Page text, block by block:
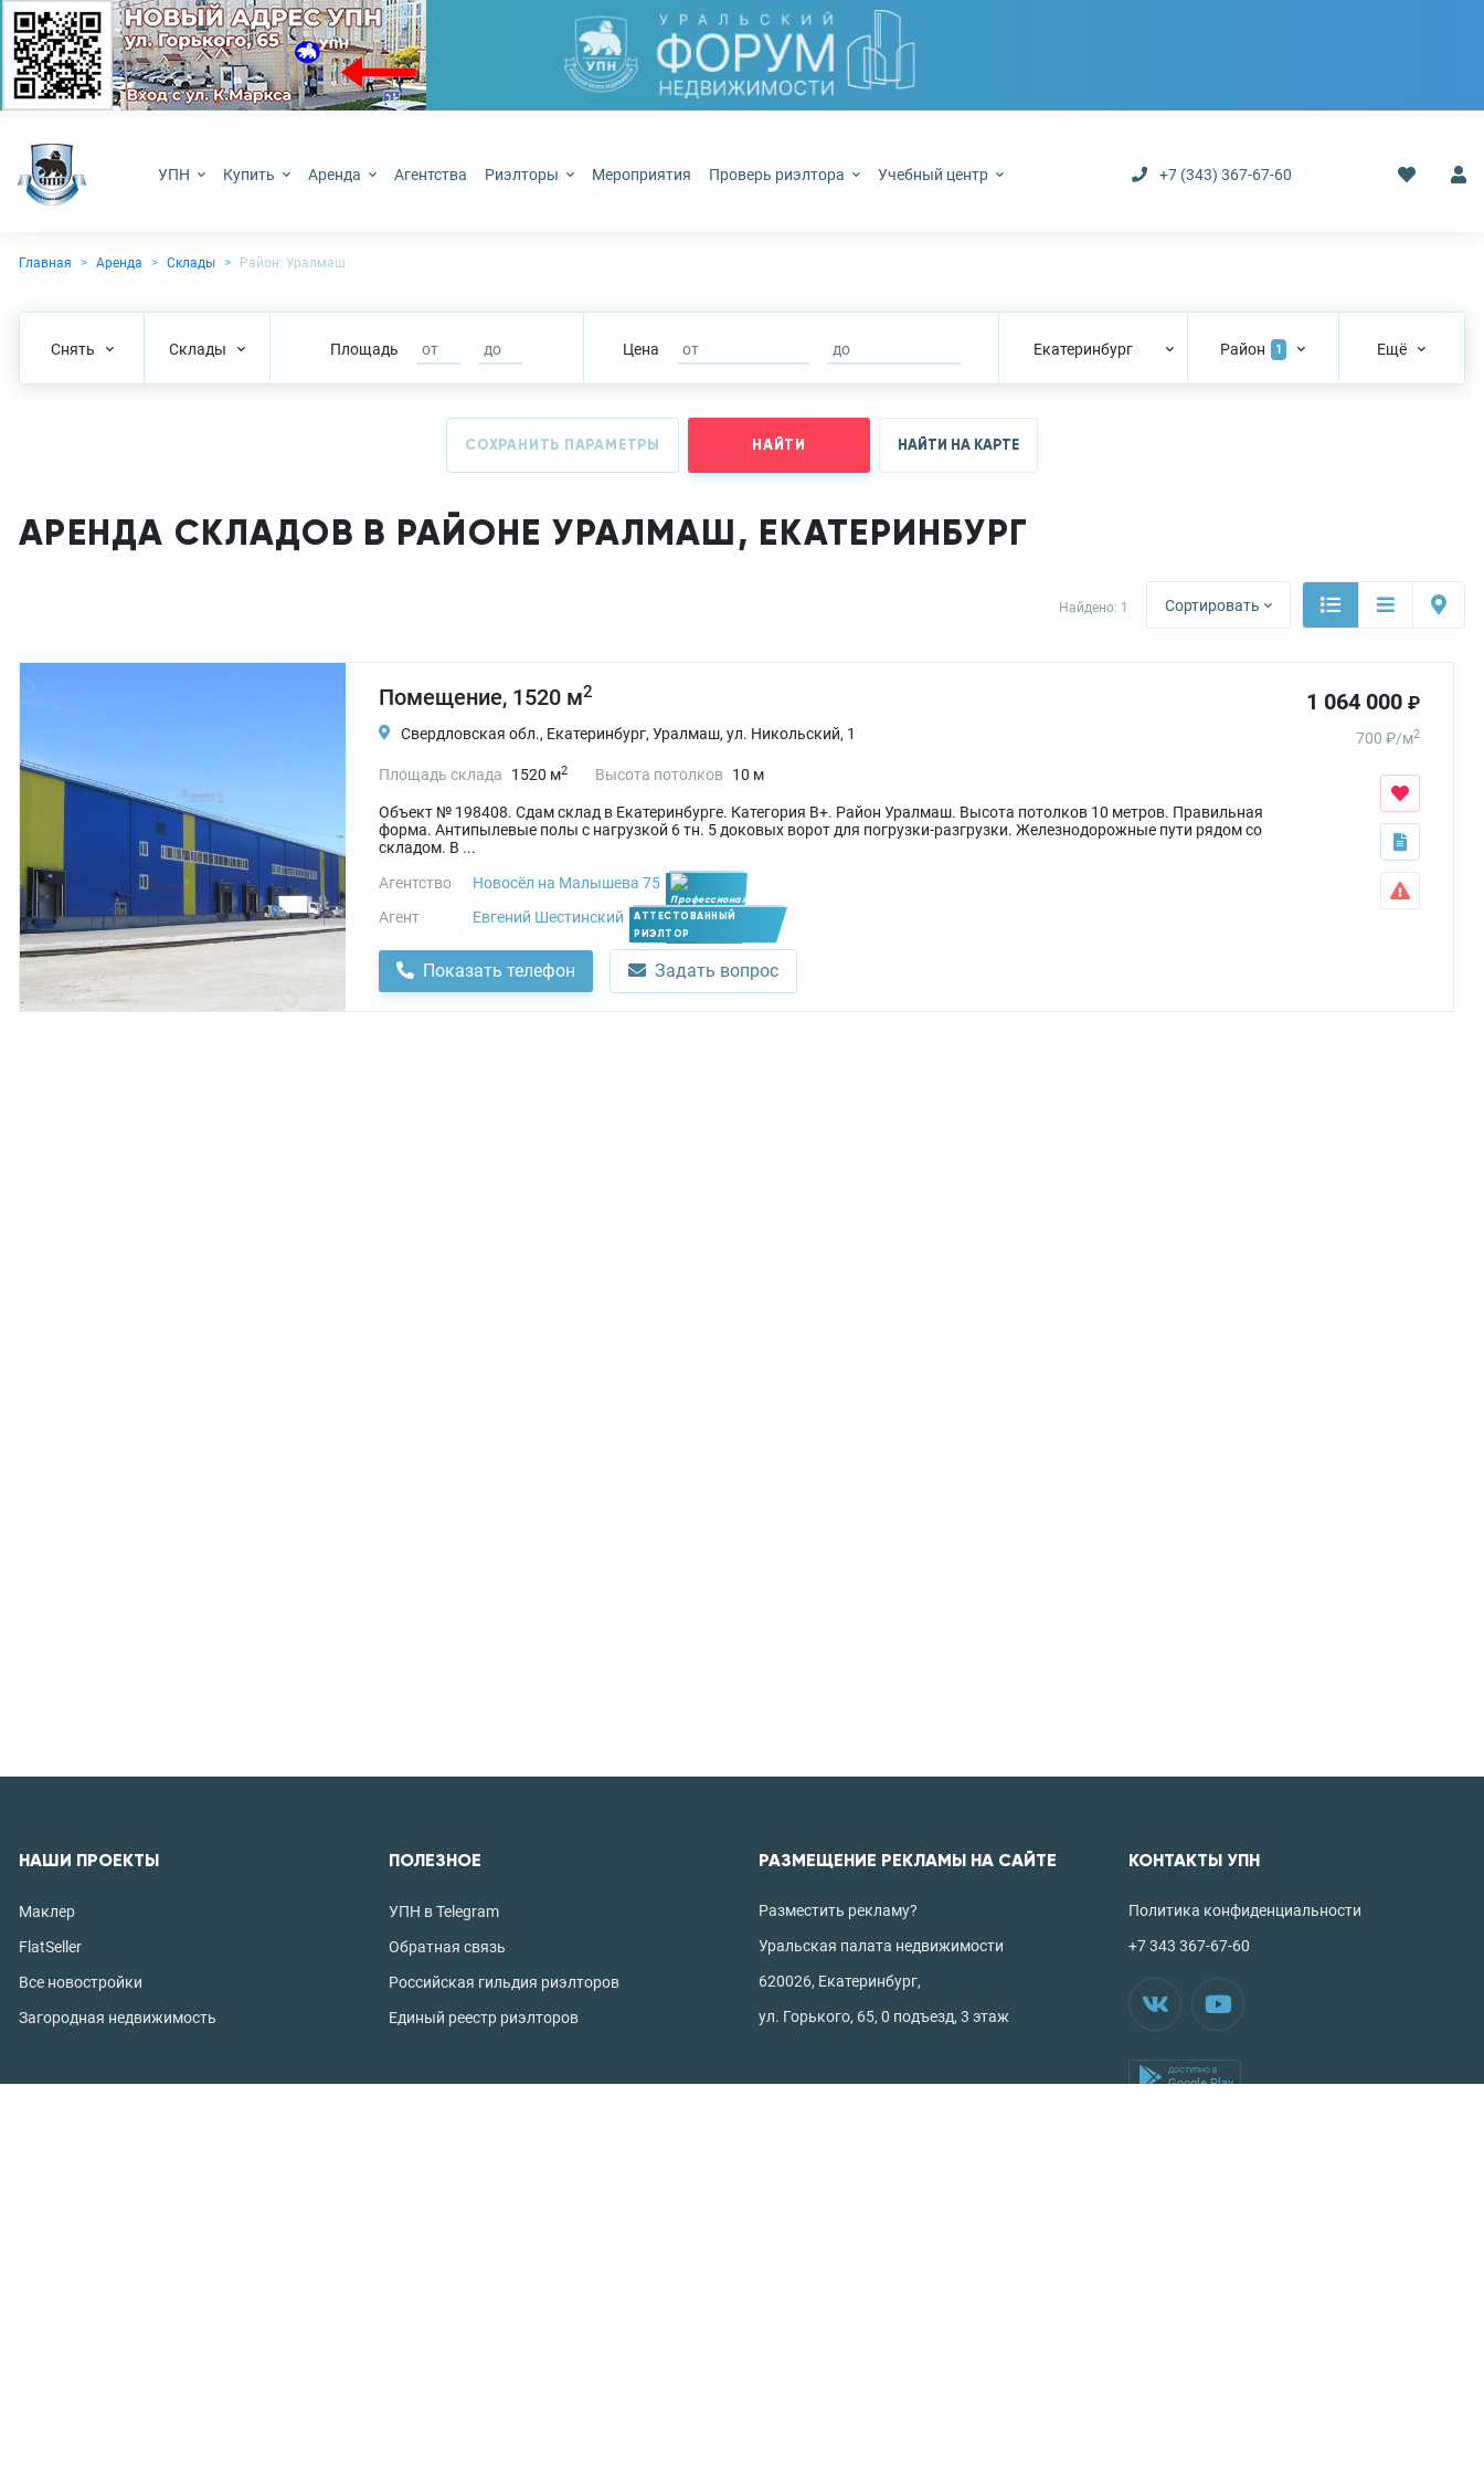
УПН Купить Аренда Агентства Риэлторы Мероприятия Проверь риэлтора Учебный центр +7 (343) 367-67-60
Главная Аренда Склады Район: Уралмаш
Снять Склады Площадь Цена Екатеринбург Район 1 Ещё
СОХРАНИТЬ ПАРАМЕТРЫ НАЙТИ НАЙТИ НА КАРТЕ
АРЕНДА СКЛАДОВ В РАЙОНЕ УРАЛМАШ, ЕКАТЕРИНБУРГ
Найдено: 1 Сортировать
Помещение, 1520 м2
Свердловская обл., Екатеринбург, Уралмаш, ул. Никольский, 1
Площадь склада 1520 м2 Высота потолков 10 м
Объект № 198408. Сдам склад в Екатеринбурге. Категория В+. Район Уралмаш. Высота потолков 10 метров. Правильная
форма. Антипылевые полы с нагрузкой 6 тн. 5 доковых ворот для погрузки-разгрузки. Железнодорожные пути рядом со
складом. В ...
Агентство
Новосёл на Малышева 75
Член УПН
Агент Евгений Шестинский
АТТЕСТОВАННЫЙ
РИЭЛТОР
Показать телефон Задать вопрос
1 064 000 ₽
700 ₽/м2
НАШИ ПРОЕКТЫ
Маклер
FlatSeller
Все новостройки
Загородная недвижимость
ПОЛЕЗНОЕ
УПН в Telegram
Обратная связь
Российская гильдия риэлторов
Единый реестр риэлторов
РАЗМЕЩЕНИЕ РЕКЛАМЫ НА САЙТЕ
Разместить рекламу?
Уральская палата недвижимости
620026, Екатеринбург,
ул. Горького, 65, 0 подъезд, 3 этаж
КОНТАКТЫ УПН
Политика конфиденциальности
+7 343 367-67-60
ДОСТУПНО В
Google Play